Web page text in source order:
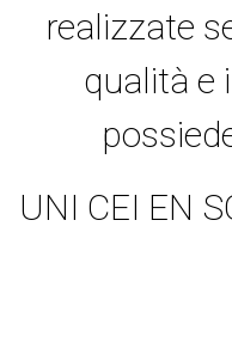
realizzate
qualità e
UNI CEI EN